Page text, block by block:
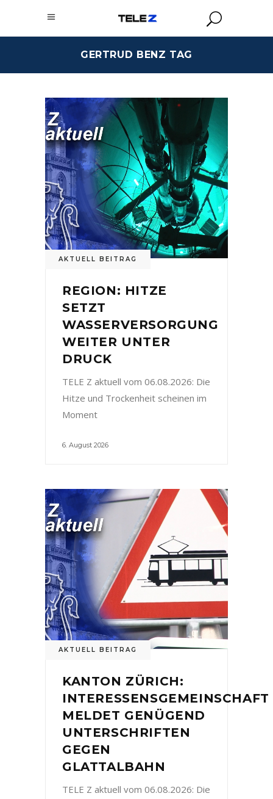
GERTRUD BENZ TAG
AKTUELL BEITRAG
REGION: HITZE
SETZT
WASSERVERSORGUNG
WEITER UNTER
DRUCK
TELE Z aktuell vom 06.08.2026: Die
Hitze und Trockenheit scheinen im
Moment
6. August 2026
AKTUELL BEITRAG
KANTON ZÜRICH:
INTERESSENSGEMEINSCHAFT
MELDET GENÜGEND
UNTERSCHRIFTEN
GEGEN
GLATTALBAHN
TELE Z aktuell vom 06.08.2026: Die